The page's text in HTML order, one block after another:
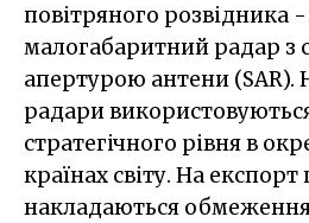
повітряного розвідника
малогабаритний радар з
апертурою антени (SAR).
радари
стратегічного рівня в
країнах світу. На експорт
накладаються